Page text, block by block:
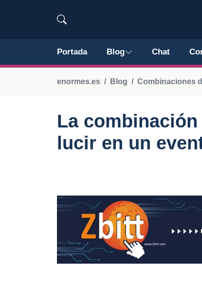
Portada Blog Chat
enormes.es Blog Combinaciones
La
lucir en un